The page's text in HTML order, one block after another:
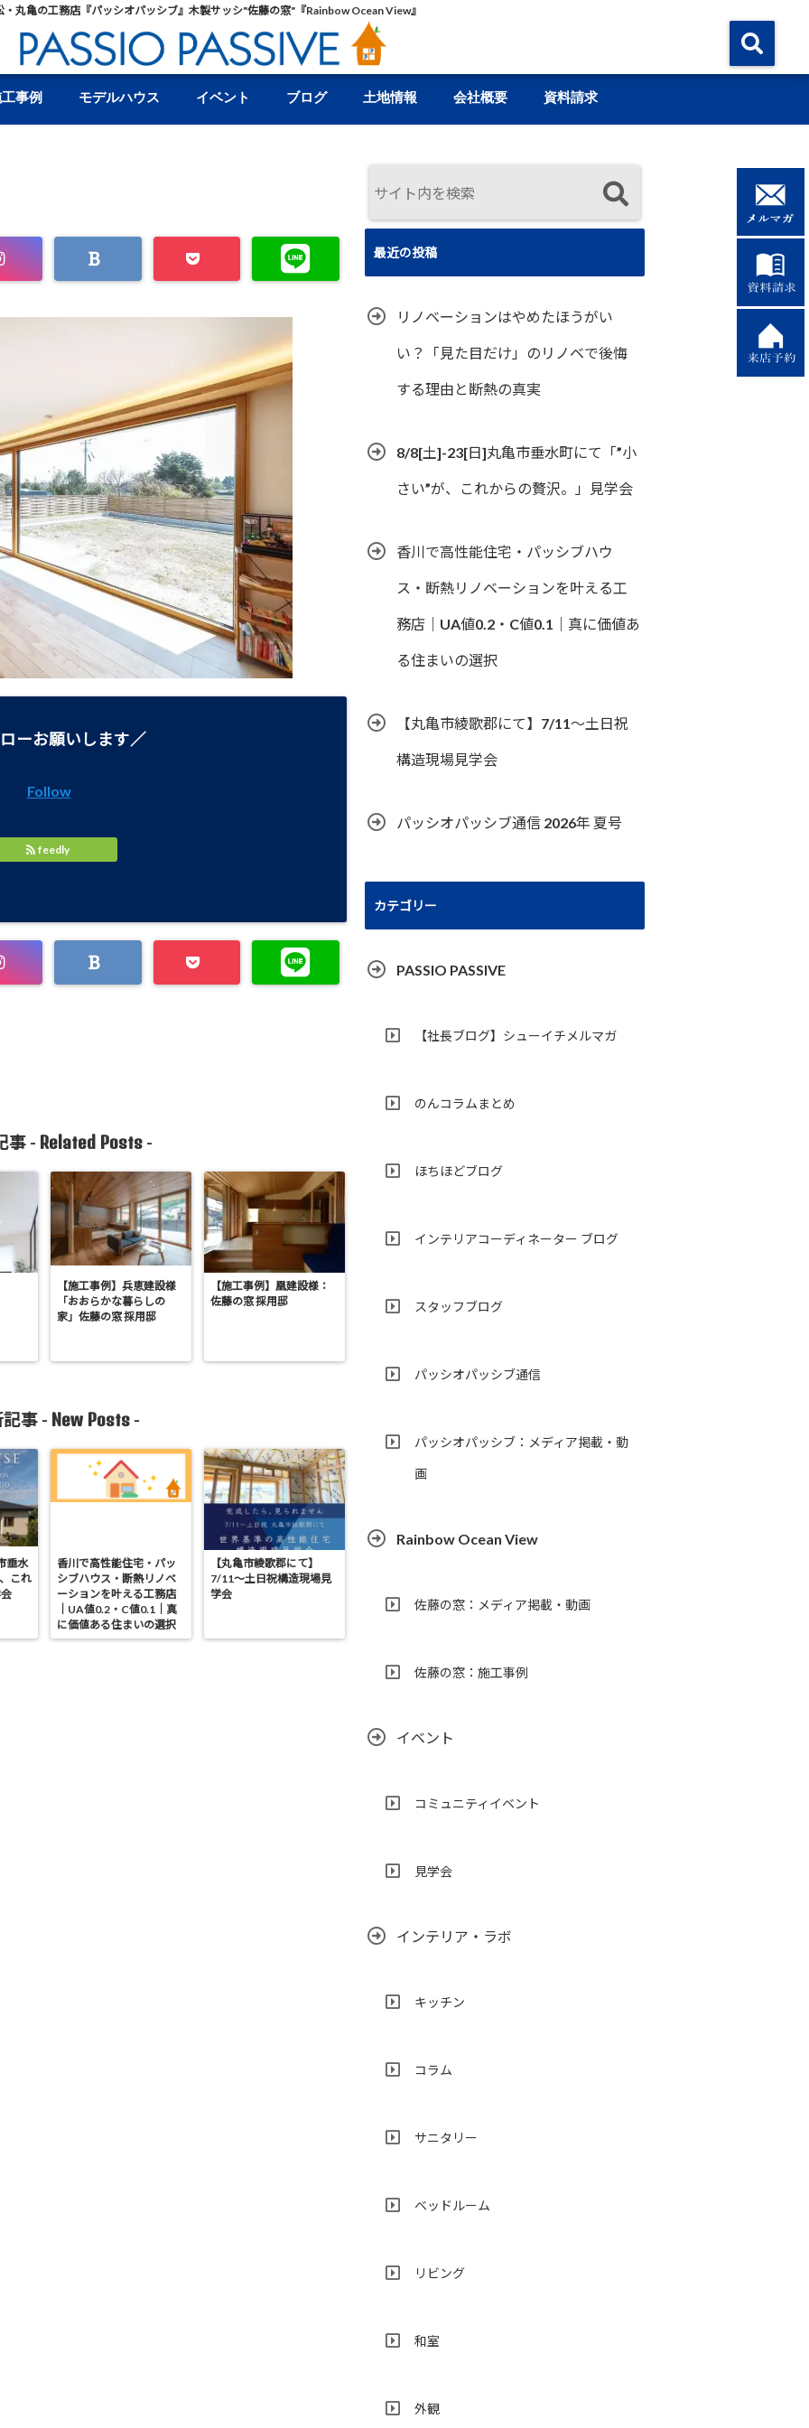
・丸亀の工務店『パッシオパッシブ』木製サッシ"佐藤の窓"『Rainbow Ocean View』
事例 モデルハウス イベント ブログ 土地情報 会社概要 資料請求
ーお願いします／
Follow
feedly
事 - Related Posts-
【施工事例】兵恵建設様
「おおらかな暮らしの
家」佐藤の窓 採用邸
【施工事例】凰建設様：
佐藤の窓 採用邸
事 - New Posts -
垂水
これ
香川で高性能住宅・パッ
シブハウス・断熱リノベ
ーションを叶える工務店
｜UA値0.2・C値0.1｜真
に価値ある住まいの選択
【丸亀市綾歌郡にて】
7/11～土日祝構造現場見
学会
最近の投稿
リノベーションはやめたほうがい
い？「見た目だけ」のリノベで後悔
する理由と断熱の真実
8/8[土]-23[日]丸亀市垂水町にて「”小
さい”が、これからの贅沢。」見学会
香川で高性能住宅・パッシブハウ
ス・断熱リノベーションを叶える工
務店｜UA値0.2・C値0.1｜真に価値あ
る住まいの選択
【丸亀市綾歌郡にて】7/11～土日祝
構造現場見学会
パッシオパッシブ通信 2026年 夏号
カテゴリー
PASSIO PASSIVE
【社長ブログ】シューイチメルマガ
のんコラムまとめ
ほちほどブログ
インテリアコーディネーター ブログ
スタッフブログ
パッシオパッシブ通信
パッシオパッシブ：メディア掲載・動
画
Rainbow Ocean View
佐藤の窓：メディア掲載・動画
佐藤の窓：施工事例
イベント
コミュニティイベント
見学会
インテリア・ラボ
キッチン
コラム
サニタリー
ベッドルーム
リビング
和室
外観